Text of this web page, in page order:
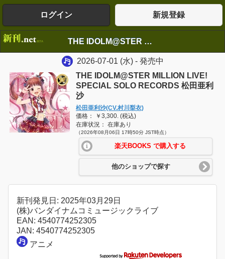
ログイン 新規登録
THE IDOLM@STER MILLION LIVE! SPECIAL SOLO RECORDS 松田亜利沙
2026-07-01 (水)- 発売中
THE IDOLM@STER MILLION LIVE!
SPECIAL SOLO RECORDS 松田亜利
沙
松田亜利沙(CV.村川梨衣)
価格： ￥3,300. (税込)
在庫状況： 在庫あり
（2026年08月06日 17時50分 JST時点）
楽天BOOKS で購入する
他のショップで探す
新刊発見日: 2025年03月29日
(株)バンダイナムコミュージックライブ
EAN: 4540774252305
JAN: 4540774252305
アニメ